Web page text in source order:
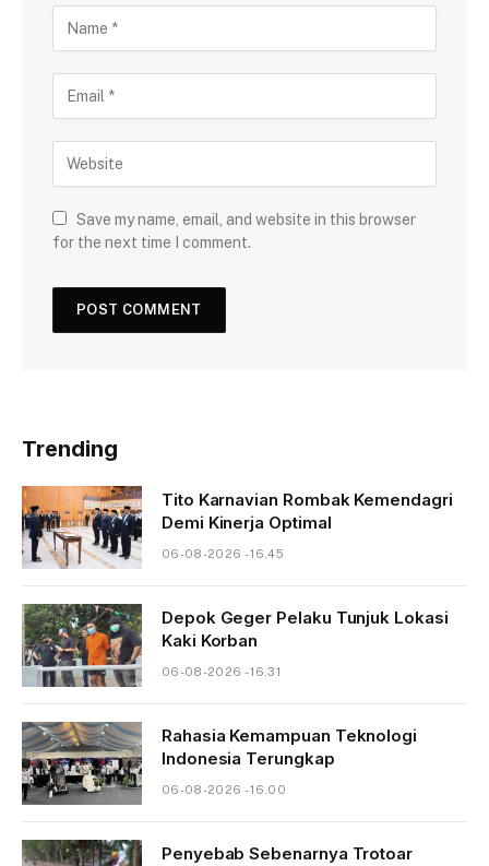
Save my name, email, and website in this browser
for the next time I comment.
Trending
Tito Karnavian Rombak Kemendagri
Demi Kinerja Optimal
06-08-2026 - 16.45
Depok Geger Pelaku Tunjuk Lokasi
Kaki Korban
06-08-2026 - 16.31
Rahasia Kemampuan Teknologi
Indonesia Terungkap
06-08-2026 - 16.00
Penyebab Sebenarnya Trotoar